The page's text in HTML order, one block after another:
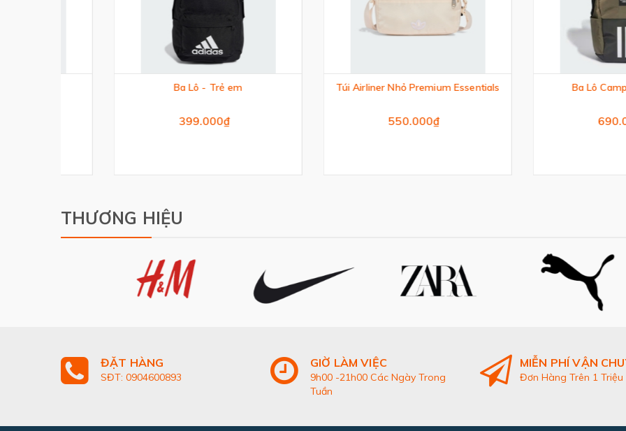
Ba Lô - Trẻ em Túi Airliner Nhỏ Premium Essentials Ba Lô Camper
THƯƠNG HIỆU
ĐẶT HÀNG
SĐT: 0904600893
GIỜ LÀM VIỆC
9h00 -21h00 Các Ngày Trong
Tuần
MIỄN PHÍ VẬN
Đơn Hàng Trên 1 Triệu